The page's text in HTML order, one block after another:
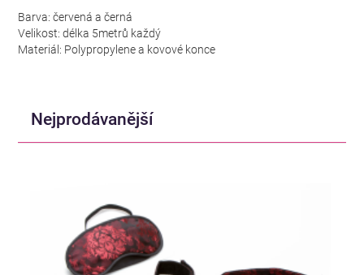
Barva: červená a černá
Velikost: délka 5metrů každý
Materiál: Polypropylene a kovové konce
Nejprodávanější